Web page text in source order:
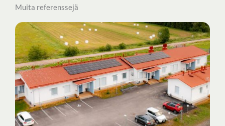
Muita referenssejä